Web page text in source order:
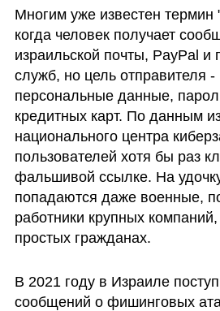
Многим уже известен
когда человек получает
израильской почты, PayPal и
служб, но цель отправителя -
персональные данные,
кредитных карт. По данным
национального центра
пользователей хотя бы раз
фальшивой ссылке. На
попадаются даже военные,
работники крупных
простых гражданах.
В 2021 году в Израиле
сообщений о фишинговых